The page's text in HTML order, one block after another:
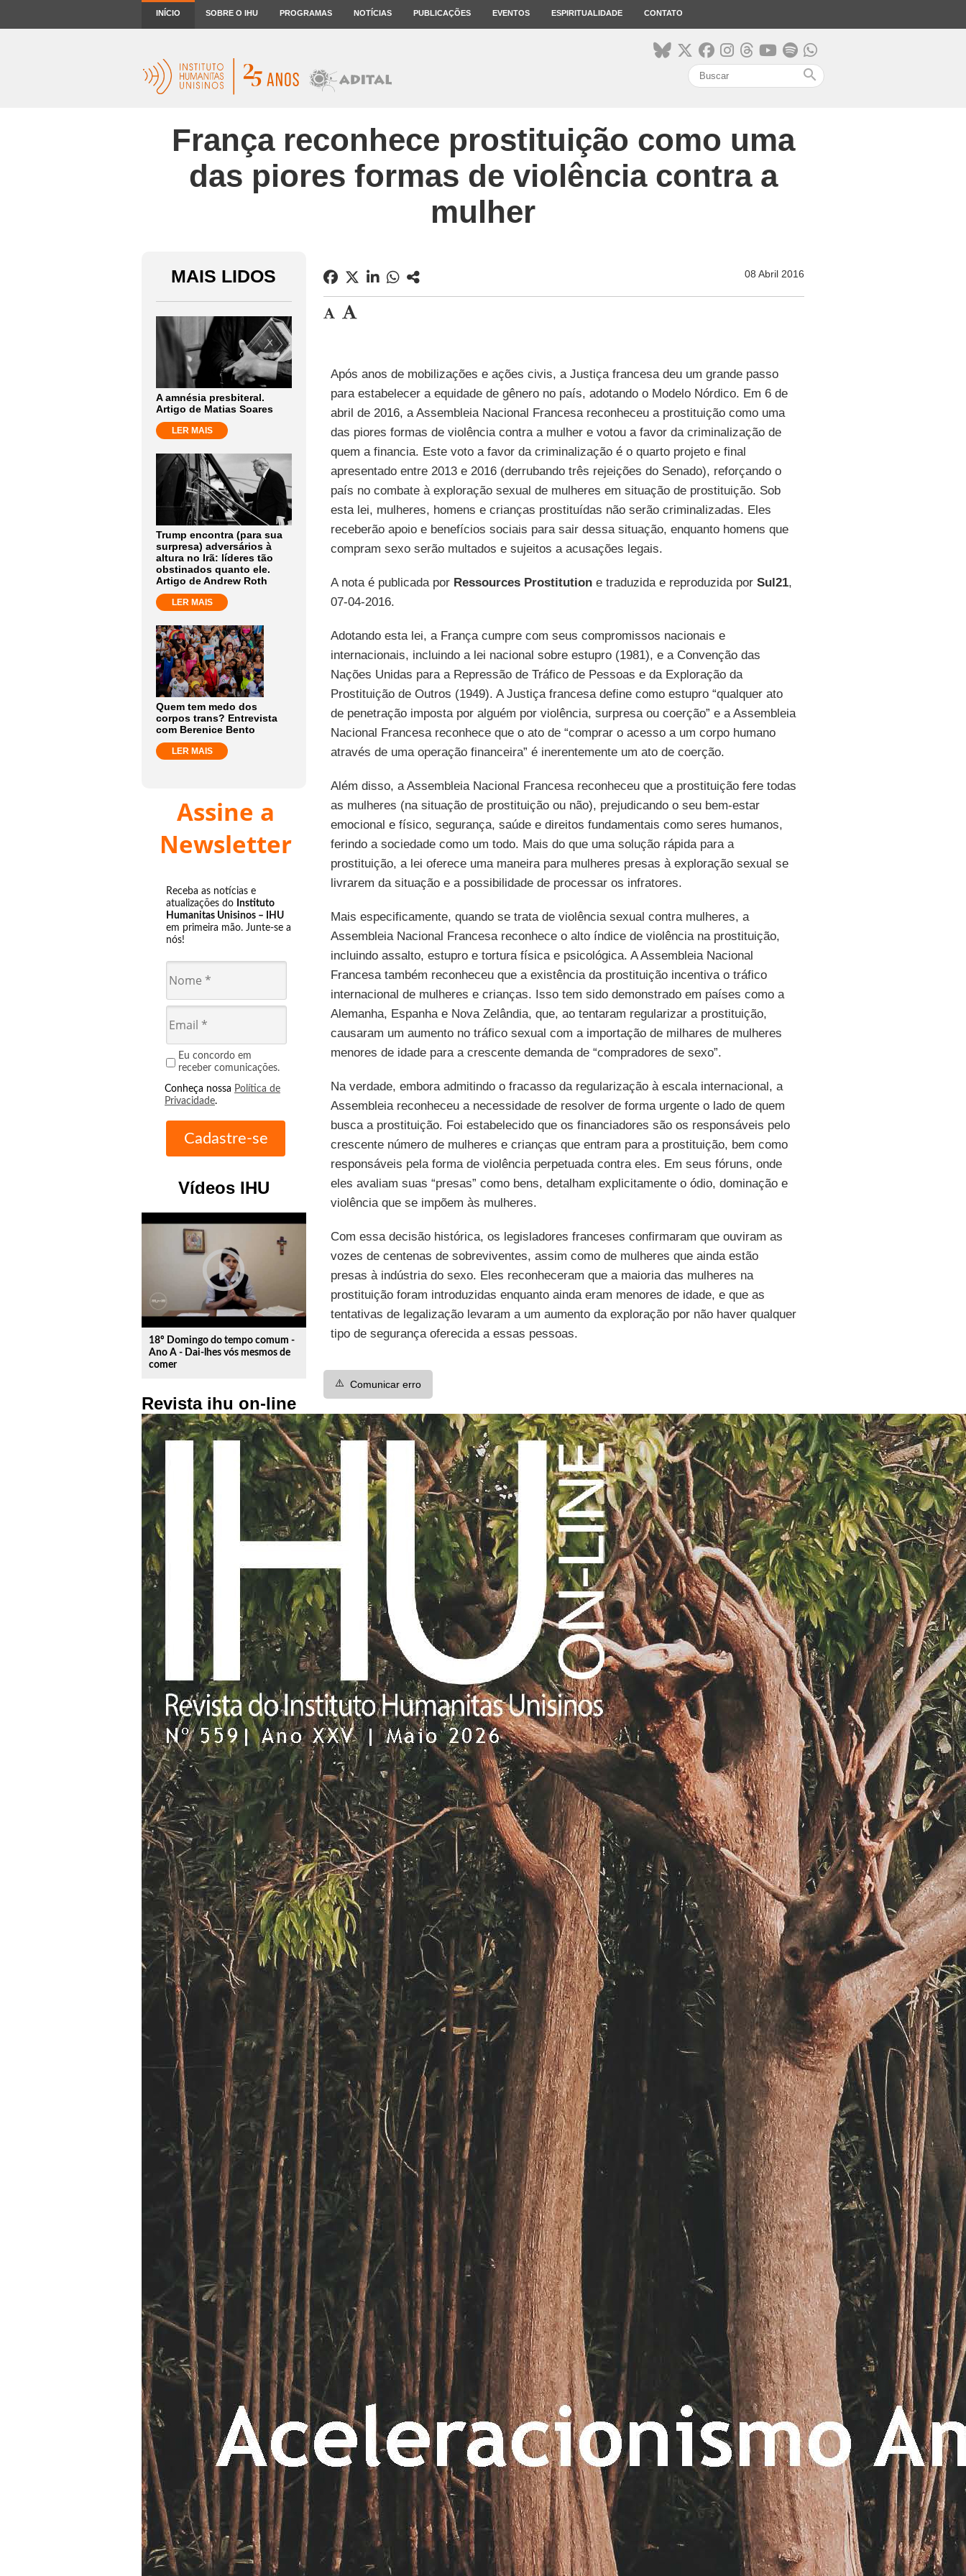
INÍCIO SOBRE O IHU PROGRAMAS NOTÍCIAS PUBLICAÇÕES EVENTOS ESPIRITUALIDADE CONTATO
search
França reconhece prostituição como uma
das piores formas de violência contra a
mulher
MAIS LIDOS
A amnésia presbiteral.
Artigo de Matias Soares
LER MAIS
Trump encontra (para sua
surpresa) adversários à
altura no Irã: líderes tão
obstinados quanto ele.
Artigo de Andrew Roth
LER MAIS
Quem tem medo dos
corpos trans? Entrevista
com Berenice Bento
LER MAIS
Assine a
Newsletter
Receba as notícias e
atualizações do Instituto
Humanitas Unisinos – IHU
em primeira mão. Junte-se a
nós!
Eu concordo em
receber comunicações.
Conheça nossa Política de
Privacidade.
Vídeos IHU
play_circle_outline
18º Domingo do tempo comum -
Ano A - Dai-lhes vós mesmos de
comer
Revista ihu on-line
08 Abril 2016
Após anos de mobilizações e ações civis, a Justiça francesa deu um grande passo
para estabelecer a equidade de gênero no país, adotando o Modelo Nórdico. Em 6 de
abril de 2016, a Assembleia Nacional Francesa reconheceu a prostituição como uma
das piores formas de violência contra a mulher e votou a favor da criminalização de
quem a financia. Este voto a favor da criminalização é o quarto projeto e final
apresentado entre 2013 e 2016 (derrubando três rejeições do Senado), reforçando o
país no combate à exploração sexual de mulheres em situação de prostituição. Sob
esta lei, mulheres, homens e crianças prostituídas não serão criminalizadas. Eles
receberão apoio e benefícios sociais para sair dessa situação, enquanto homens que
compram sexo serão multados e sujeitos a acusações legais.
A nota é publicada por Ressources Prostitutione traduzida e reproduzida por Sul21,
07-04-2016.
Adotando esta lei, a França cumpre com seus compromissos nacionais e
internacionais, incluindo a lei nacional sobre estupro (1981), e a Convenção das
Nações Unidas para a Repressão de Tráfico de Pessoas e da Exploração da
Prostituição de Outros (1949). A Justiça francesa define como estupro “qualquer ato
de penetração imposta por alguém por violência, surpresa ou coerção” e a Assembleia
Nacional Francesa reconhece que o ato de “comprar o acesso a um corpo humano
através de uma operação financeira” é inerentemente um ato de coerção.
Além disso, a Assembleia Nacional Francesa reconheceu que a prostituição fere todas
as mulheres (na situação de prostituição ou não), prejudicando o seu bem-estar
emocional e físico, segurança, saúde e direitos fundamentais como seres humanos,
ferindo a sociedade como um todo. Mais do que uma solução rápida para a
prostituição, a lei oferece uma maneira para mulheres presas à exploração sexual se
livrarem da situação e a possibilidade de processar os infratores.
Mais especificamente, quando se trata de violência sexual contra mulheres, a
Assembleia Nacional Francesa reconhece o alto índice de violência na prostituição,
incluindo assalto, estupro e tortura física e psicológica. A Assembleia Nacional
Francesa também reconheceu que a existência da prostituição incentiva o tráfico
internacional de mulheres e crianças. Isso tem sido demonstrado em países como a
Alemanha, Espanha e Nova Zelândia, que, ao tentaram regularizar a prostituição,
causaram um aumento no tráfico sexual com a importação de milhares de mulheres
menores de idade para a crescente demanda de “compradores de sexo”.
Na verdade, embora admitindo o fracasso da regularização à escala internacional, a
Assembleia reconheceu a necessidade de resolver de forma urgente o lado de quem
busca a prostituição. Foi estabelecido que os financiadores são os responsáveis pelo
crescente número de mulheres e crianças que entram para a prostituição, bem como
responsáveis pela forma de violência perpetuada contra eles. Em seus fóruns, onde
eles avaliam suas “presas” como bens, detalham explicitamente o ódio, dominação e
violência que se impõem às mulheres.
Com essa decisão histórica, os legisladores franceses confirmaram que ouviram as
vozes de centenas de sobreviventes, assim como de mulheres que ainda estão
presas à indústria do sexo. Eles reconheceram que a maioria das mulheres na
prostituição foram introduzidas enquanto ainda eram menores de idade, e que as
tentativas de legalização levaram a um aumento da exploração por não haver qualquer
tipo de segurança oferecida a essas pessoas.
⚠️ Comunicar erro